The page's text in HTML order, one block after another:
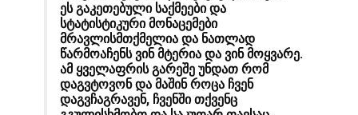
ეს გაკეთებული საქმეები და
სტატისტიკური მონაცემები
მრავლისმთქმელია და ნათლად
წარმოაჩენს ვინ მტერია და ვინ მოყვარე.
ამ ყველაფრის გარეშე უნდათ რომ
დაგვტოვონ და მაშინ როცა ჩვენ
დაგვჩაგრავენ, ჩვენში თქვენც